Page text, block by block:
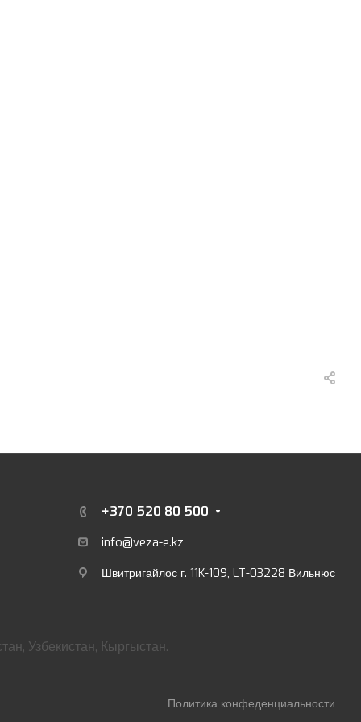
+370 520 80 500
info@veza-e.kz
Швитригайлос г. 11K-109, LT-03228 Вильнюс
Узбекистан, Кыргыстан.
Политика конфеденциальности